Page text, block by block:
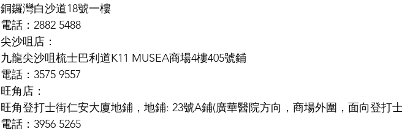
銅鑼灣白沙道18號一樓
電話：2882 5488
尖沙咀店：
九龍尖沙咀梳士巴利道K11 MUSEA商場4樓405號鋪
電話：3575 9557
旺角店：
旺角登打士街仁安大廈地鋪，地鋪: 23號A鋪(廣華醫院方向，商場外圍，面向登打
電話：3956 5265